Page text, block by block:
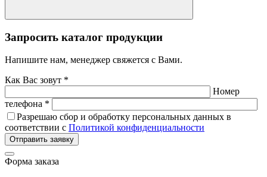
Запросить каталог продукции
Напишите нам, менеджер свяжется с Вами.
Как Вас зовут *
Номер
телефона *
Разрешаю сбор и обработку персональных данных в
соответствии с Политикой конфиденциальности
Отправить заявку
Форма заказа